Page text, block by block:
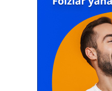
Telefon raqami: -
Elektron manzili: -
trustbank.uz
Ma’lumotlarga
/uz/about/
/uz/about/